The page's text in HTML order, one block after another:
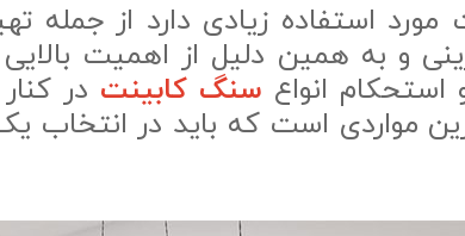
استفاده زیادی دارد از جمله
و به همین دلیل از اهمیت
استحکام انواع سنگ کابینت در
مواردی است که باید در